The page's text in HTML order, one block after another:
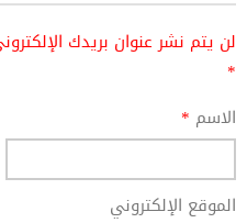
لن يتم نشر عنوان بريدك
*
الاسم *
الموقع الإلكتروني